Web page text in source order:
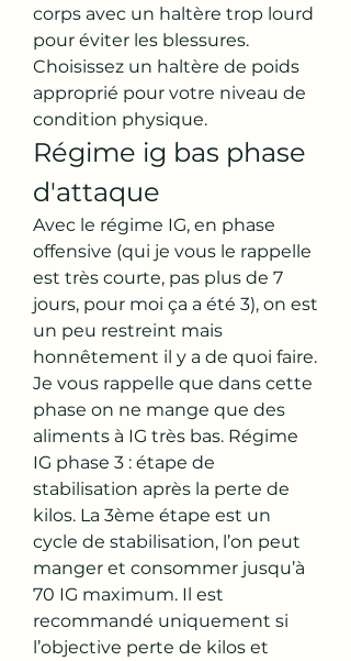
corps avec un haltère trop lourd
pour éviter les blessures.
Choisissez un haltère de poids
approprié pour votre niveau de
condition physique.
Régime ig bas phase
d'attaque
Avec le régime IG, en phase
offensive (qui je vous le rappelle
est très courte, pas plus de 7
jours, pour moi ça a été 3), on est
un peu restreint mais
honnêtement il y a de quoi faire.
Je vous rappelle que dans cette
phase on ne mange que des
aliments à IG très bas. Régime
IG phase 3 : étape de
stabilisation après la perte de
kilos. La 3ème étape est un
cycle de stabilisation, l’on peut
manger et consommer jusqu’à
70 IG maximum. Il est
recommandé uniquement si
l’objective perte de kilos et